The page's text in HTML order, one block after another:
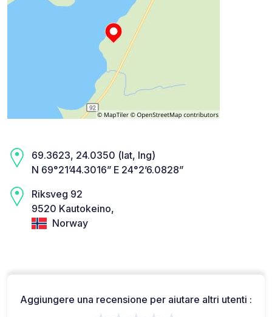
69.3623, 24.0350 (lat, lng)
N 69°21’44.3016” E 24°2’6.0828”
Riksveg 92
9520 Kautokeino,
Norway
Aggiungere una recensione per aiutare altri utenti :